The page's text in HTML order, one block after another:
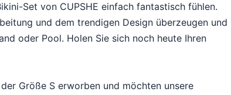
Set von CUPSHE einfach fantastisch fühlen.
und dem trendigen Design überzeugen und
oder Pool. Holen Sie sich noch heute Ihren
Größe S erworben und möchten unsere